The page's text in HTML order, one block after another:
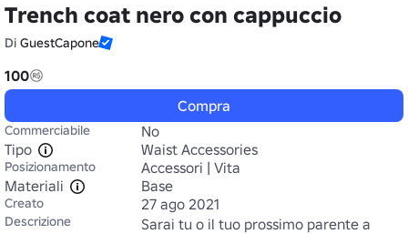
Trench coat nero con cappuccio
Di GuestCapone
100
Compra
Commerciabile
No
Tipo
Waist Accessories
Posizionamento
Accessori | Vita
Materiali
Base
Creato 27 ago 2021
Descrizione
Sarai tu o il tuo prossimo parente a